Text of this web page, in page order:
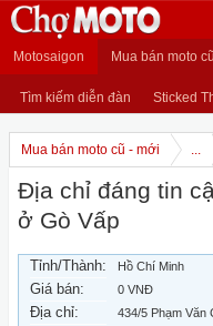
Motosaigon Mua bán moto
Tìm kiếm diễn đàn Sticked
Mua bán moto cũ - mới ...
Địa chỉ đáng tin
ở Gò Vấp
Tỉnh/Thành: Hồ Chí Minh
Giá bán: 0 VNĐ
Địa chỉ: 434/5 Phạm Văn